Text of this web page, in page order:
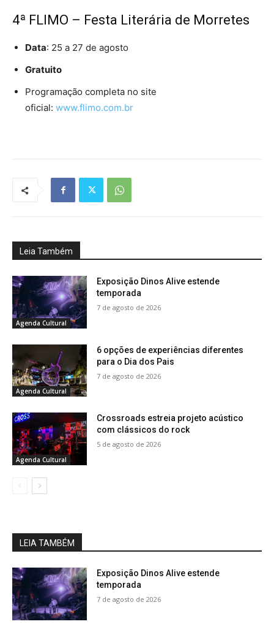
4ª FLIMO – Festa Literária de Morretes
Data: 25 a 27 de agosto
Gratuito
Programação completa no site
oficial: www.flimo.com.br
Leia Também
Agenda Cultural
Exposição Dinos Alive estende
temporada
7 de agosto de 2026
Agenda Cultural
6 opções de experiências diferentes
para o Dia dos Pais
7 de agosto de 2026
Agenda Cultural
Crossroads estreia projeto acústico
com clássicos do rock
5 de agosto de 2026
LEIA TAMBÉM
Exposição Dinos Alive estende
temporada
7 de agosto de 2026